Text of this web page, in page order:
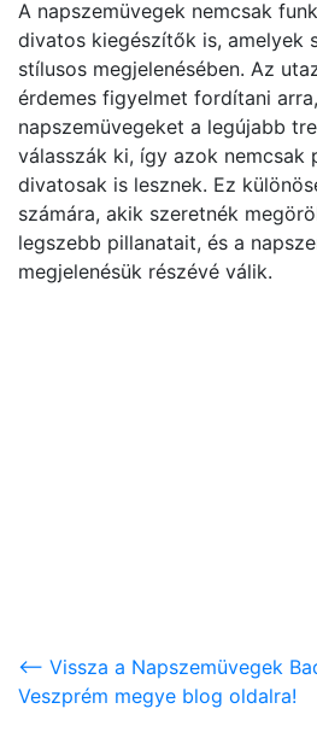
A napszemüvegek nemcsak
divatos kiegészítők is, amelyek
stílusos megjelenésében. Az
érdemes figyelmet fordítani
napszemüvegeket a legújabb
válasszák ki, így azok nemcsak
divatosak is lesznek. Ez
számára, akik szeretnék
legszebb pillanatait, és a
megjelenésük részévé válik.
<-- Vissza a Napszemüvegek
Veszprém megye blog oldalra!